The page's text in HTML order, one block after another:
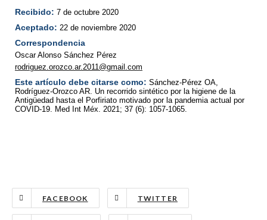
Recibido: 7 de octubre 2020
Aceptado: 22 de noviembre 2020
Correspondencia
Oscar Alonso Sánchez Pérez
rodriguez.orozco.ar.2011@gmail.com
Este artículo debe citarse como: Sánchez-Pérez OA,
Rodríguez-Orozco AR. Un recorrido sintético por la higiene de la
Antigüedad hasta el Porfiriato motivado por la pandemia actual por
COVID-19. Med Int Méx. 2021; 37 (6): 1057-1065.
FACEBOOK TWITTER